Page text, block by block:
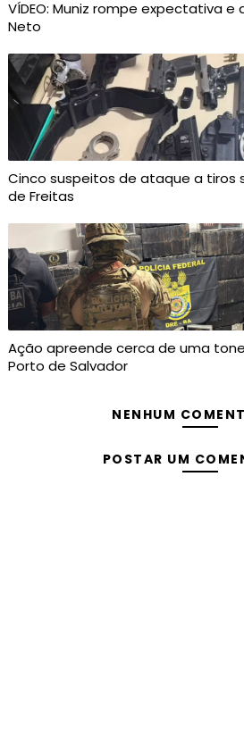
VÍDEO: Muniz rompe expectativa e
Neto
Cinco suspeitos de ataque a tiros
de Freitas
Ação apreende cerca de uma
Porto de Salvador
NENHUM
POSTAR UM